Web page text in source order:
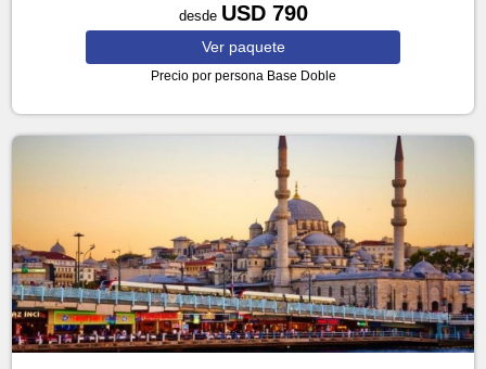
desde USD 790
Ver paquete
Precio por persona Base Doble